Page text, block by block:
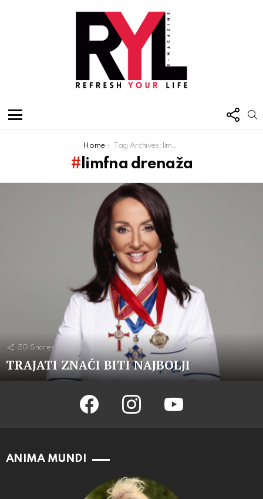
US
Home Tag Archives: limfna drenaža
limfna drenaža
50 Shares
TRAJATI ZNAČI BITI NAJBOLJI
facebook instagram youtube
ANIMA MUNDI